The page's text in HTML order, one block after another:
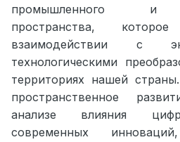
промышленного и
пространства,
взаимодействии с
технологическими
территориях нашей страны.
пространственное
анализе влияния
современных